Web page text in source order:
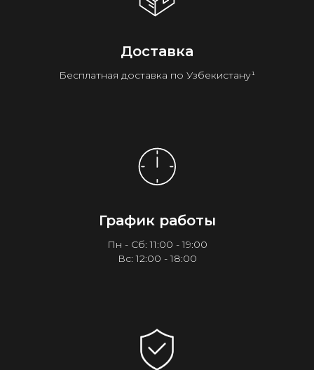
Доставка
Бесплатная доставка по Узбекистану¹
График работы
Пн - Сб: 11:00 - 19:00
Вс: 12:00 - 18:00